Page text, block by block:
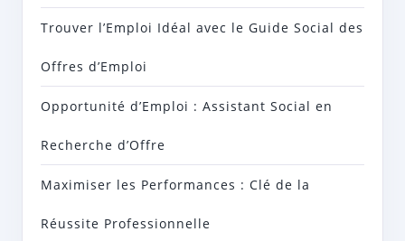
Trouver l’Emploi Idéal avec le Guide Social des
Offres d’Emploi
Opportunité d’Emploi : Assistant Social en
Recherche d’Offre
Maximiser les Performances : Clé de la
Réussite Professionnelle